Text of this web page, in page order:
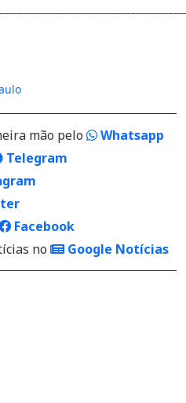
mão pelo
Whatsapp
Telegram
Facebook
no
Google Notícias